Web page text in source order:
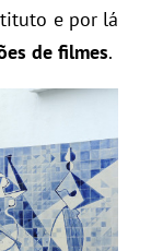
e por lá
de filmes.